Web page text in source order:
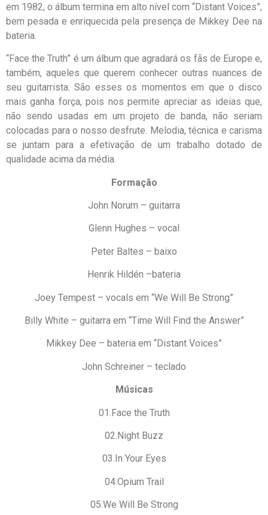
em 1982, o álbum termina em alto nível com “Distant Voices”,
bem pesada e enriquecida pela presença de Mikkey Dee na
bateria.
“Face the Truth” é um álbum que agradará os fãs de Europe e,
também, aqueles que querem conhecer outras nuances de
seu guitarrista. São esses os momentos em que o disco
mais ganha força, pois nos permite apreciar as ideias que,
não sendo usadas em um projeto de banda, não seriam
colocadas para o nosso desfrute. Melodia, técnica e carisma
se juntam para a efetivação de um trabalho dotado de
qualidade acima da média.
Formação
John Norum – guitarra
Glenn Hughes – vocal
Peter Baltes – baixo
Henrik Hildén –bateria
Joey Tempest – vocals em “We Will Be Strong”
Billy White – guitarra em “Time Will Find the Answer”
Mikkey Dee – bateria em “Distant Voices”
John Schreiner – teclado
Músicas
01.Face the Truth
02.Night Buzz
03.In Your Eyes
04.Opium Trail
05.We Will Be Strong